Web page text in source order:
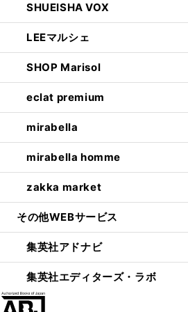
SHUEISHA VOX
LEEマルシェ
SHOP Marisol
eclat premium
mirabella
mirabella homme
zakka market
その他WEBサービス
集英社アドナビ
集英社エディターズ・ラボ